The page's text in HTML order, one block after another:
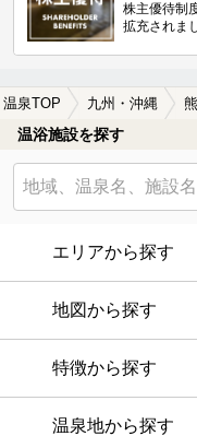
株主優待制
拡充されま
温泉TOP 九州・沖縄
温浴施設を探す
エリアから探す
地図から探す
特徴から探す
温泉地から探す